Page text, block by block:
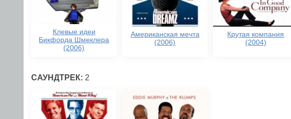
Клевые идеи
Бикфорда Шмеклера
(2006)
Американская мечта
(2006)
Крутая компания
(2004)
САУНДТРЕК: 2